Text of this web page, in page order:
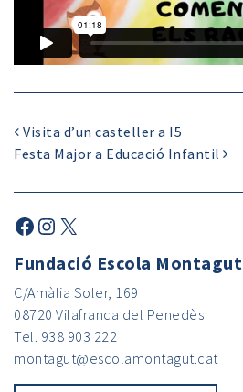
Visita d’un casteller a I5
Festa Major a Educació Infantil
Fundació Escola Montagut
C/Amàlia Soler, 169
08720 Vilafranca del Penedès
Tel. 938 903 222
montagut@escolamontagut.cat